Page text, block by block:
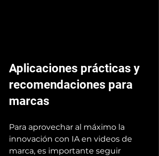
Aplicaciones prácticas y
recomendaciones para
marcas
Para aprovechar al máximo la
innovación con IA en videos de
marca, es importante seguir